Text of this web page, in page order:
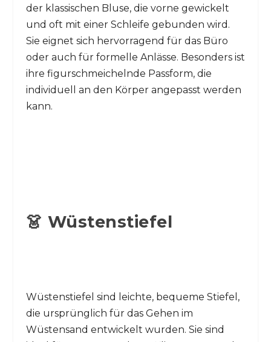
der klassischen Bluse, die vorne gewickelt
und oft mit einer Schleife gebunden wird.
Sie eignet sich hervorragend für das Büro
oder auch für formelle Anlässe. Besonders ist
ihre figurschmeichelnde Passform, die
individuell an den Körper angepasst werden
kann.
👗 Wüstenstiefel
Wüstenstiefel sind leichte, bequeme Stiefel,
die ursprünglich für das Gehen im
Wüstensand entwickelt wurden. Sie sind